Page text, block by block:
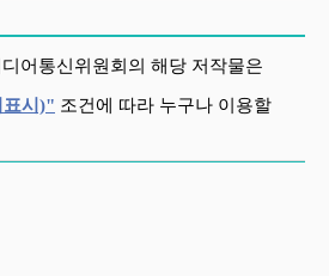
어통신위원회의 해당 저작물은
표시)" 조건에 따라 누구나 이용할